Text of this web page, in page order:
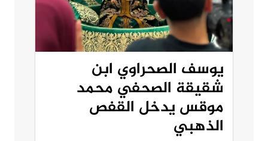
يوسف الصحراوي ابن
شقيقة الصحفي محمد
موقس يدخل القفص
الذهبي